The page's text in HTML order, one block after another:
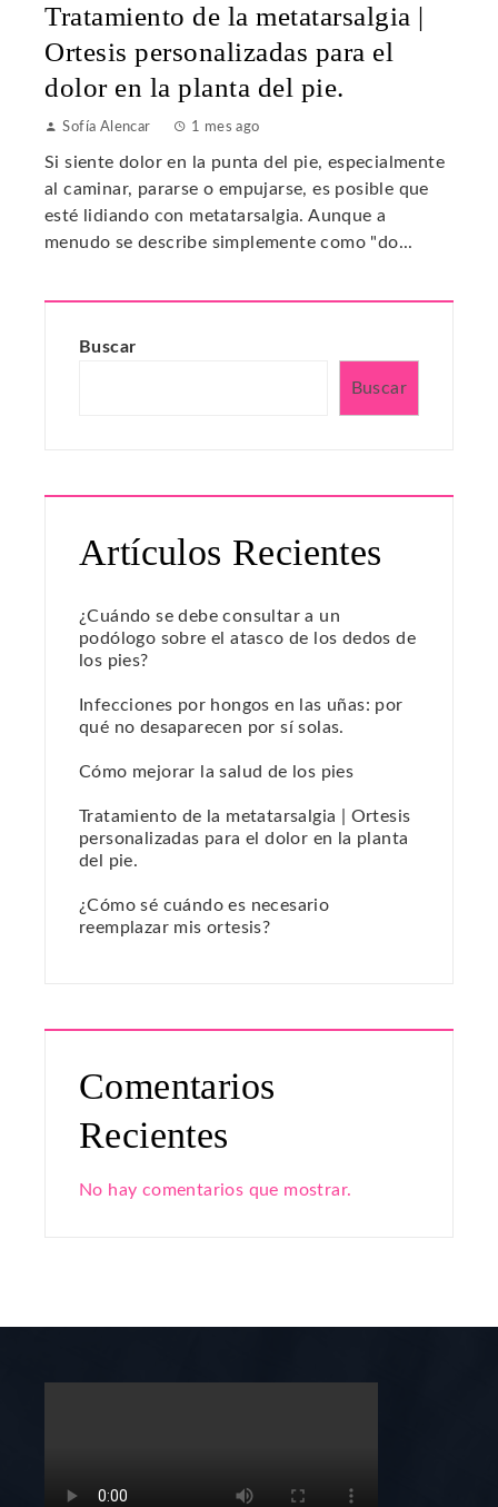
Tratamiento de la metatarsalgia |
Ortesis personalizadas para el
dolor en la planta del pie.
Sofía Alencar 1 mes ago
Si siente dolor en la punta del pie, especialmente
al caminar, pararse o empujarse, es posible que
esté lidiando con metatarsalgia. Aunque a
menudo se describe simplemente como "do...
Buscar
Buscar
Artículos Recientes
¿Cuándo se debe consultar a un
podólogo sobre el atasco de los dedos de
los pies?
Infecciones por hongos en las uñas: por
qué no desaparecen por sí solas.
Cómo mejorar la salud de los pies
Tratamiento de la metatarsalgia | Ortesis
personalizadas para el dolor en la planta
del pie.
¿Cómo sé cuándo es necesario
reemplazar mis ortesis?
Comentarios
Recientes
No hay comentarios que mostrar.